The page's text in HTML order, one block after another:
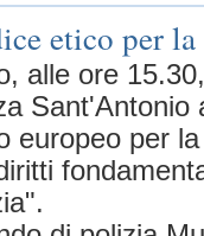
etico per
alle ore
Sant'Antonio
europeo per